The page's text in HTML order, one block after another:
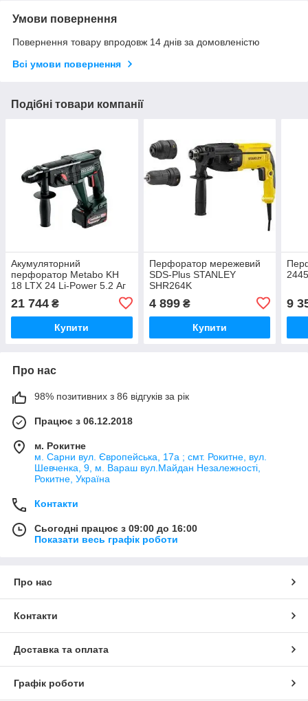
Умови повернення
Повернення товару впродовж 14 днів за домовленістю
Всі умови повернення
Подібні товари компанії
Акумуляторний
перфоратор Metabo KH
18 LTX 24 Li-Power 5.2 Аг
21 744 ₴
Купити
Перфоратор мережевий
SDS-Plus STANLEY
SHR264K
4 899₴
Купити
9
Про нас
98% позитивних з 86 відгуків за рік
Працює з 06.12.2018
м. Рокитне
м. Сарни вул. Європейська, 17а ; смт. Рокитне, вул.
Шевченка, 9, м. Вараш вул.Майдан Незалежності,
Рокитне, Україна
Контакти
Сьогодні працює з 09:00 до 16:00
Показати весь графік роботи
Про нас
Контакти
Доставка та оплата
Графік роботи